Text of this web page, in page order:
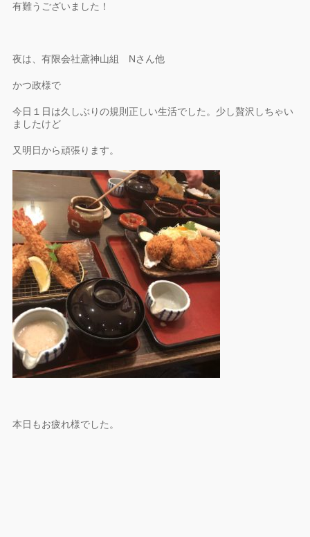
有難うございました！
夜は、有限会社鳶神山組 Nさん他
かつ政様で
今日１日は久しぶりの規則正しい生活でした。少し贅沢しちゃい
ましたけど
又明日から頑張ります。
本日もお疲れ様でした。